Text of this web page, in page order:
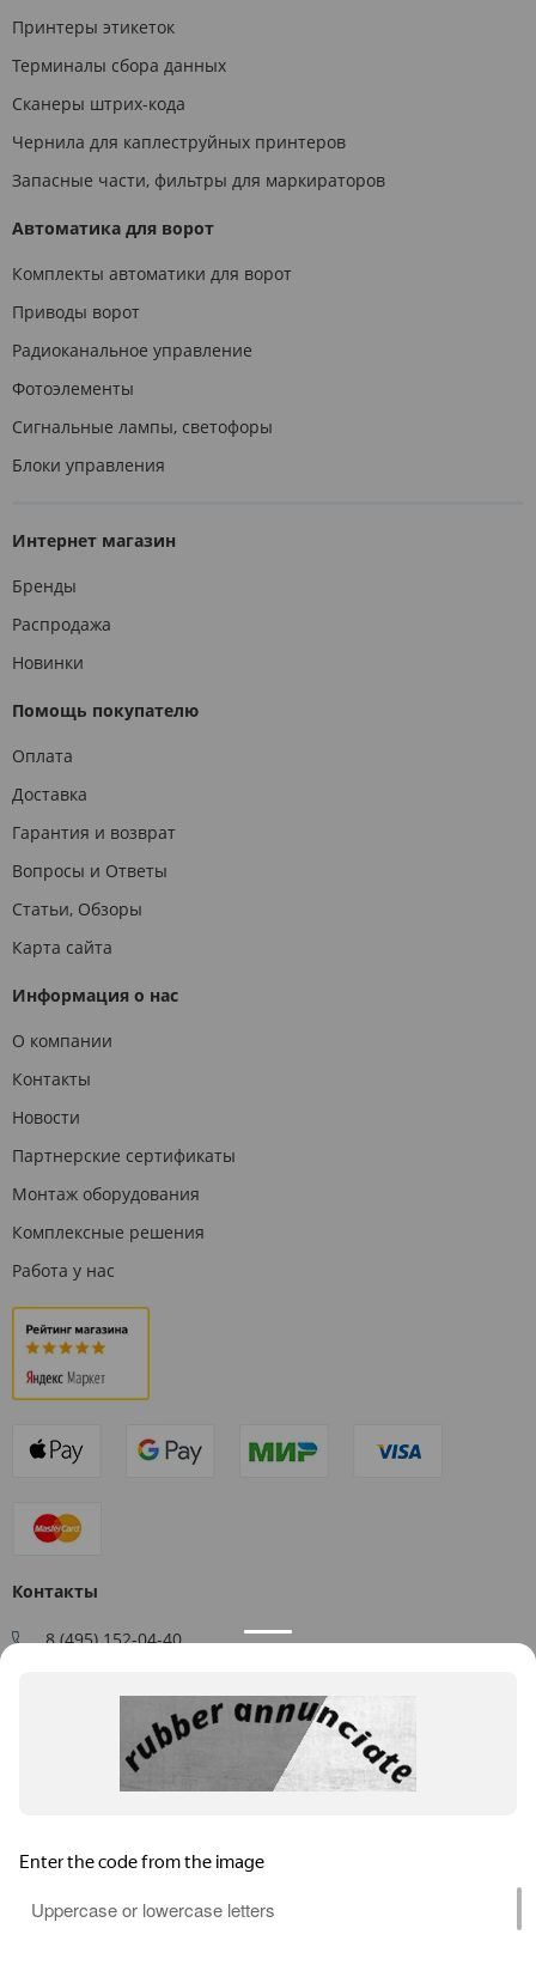
Принтеры этикеток
Терминалы сбора данных
Сканеры штрих-кода
Чернила для каплеструйных принтеров
Запасные части, фильтры для маркираторов
Автоматика для ворот
Комплекты автоматики для ворот
Приводы ворот
Радиоканальное управление
Фотоэлементы
Сигнальные лампы, светофоры
Блоки управления
Интернет магазин
Бренды
Распродажа
Новинки
Помощь покупателю
Оплата
Доставка
Гарантия и возврат
Вопросы и Ответы
Статьи, Обзоры
Карта сайта
Информация о нас
О компании
Контакты
Новости
Партнерские сертификаты
Монтаж оборудования
Комплексные решения
Работа у нас
Контакты
8 (495) 152-04-40
109544, г. Москва, ул. Большая Андроньевская, д. 17
Схема проезда
Публичная оферта